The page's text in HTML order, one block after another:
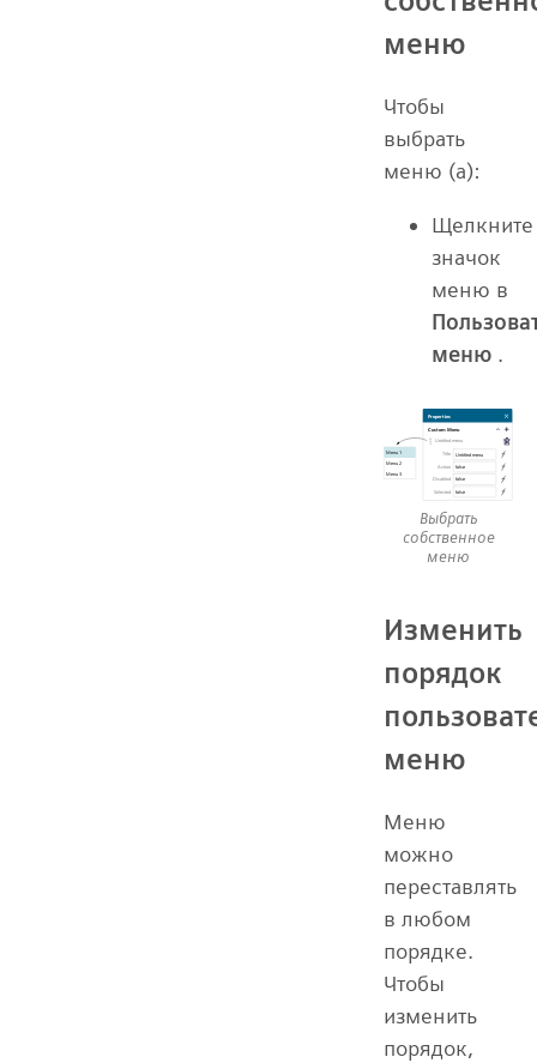
меню
Чтобы
выбрать
меню (а):
Щелкните
значок
меню в
меню .
Выбрать
собственное
меню
Изменить
порядок
меню
Меню
можно
переставлять
в любом
порядке.
Чтобы
изменить
порядок,